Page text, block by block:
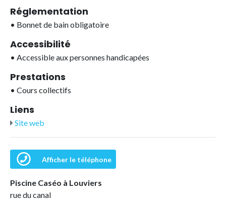
Réglementation
• Bonnet de bain obligatoire
Accessibilité
• Accessible aux personnes handicapées
Prestations
• Cours collectifs
Liens
Site web
Afficher le téléphone
Piscine Caséo à Louviers
rue du canal